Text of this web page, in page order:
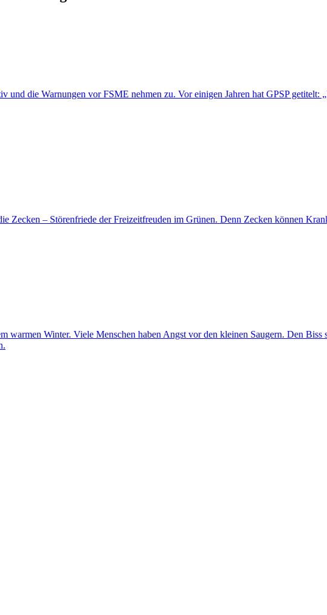
und die Warnungen vor FSME nehmen zu. Vor einigen Jahren hat GPSP
Zecken – Störenfriede der Freizeitfreuden im Grünen. Denn Zecken können
warmen Winter. Viele Menschen haben Angst vor den kleinen Saugern. Den